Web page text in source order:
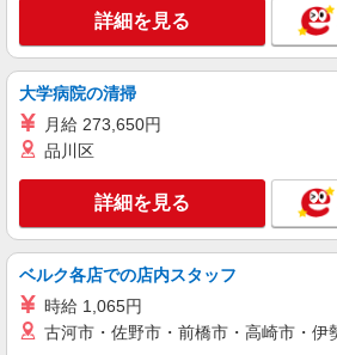
アルバイト パート
加藤石油株式会社 出光アポロステーショ
出光アポロステーシ
県草加市谷塚町1888-1
キープ
アルバイト パート
加藤石油株式会社 エネオス 草加バイパス
ガソリンスタンドスタ
詳細を見る
大学病院の清掃
月給 273,650円
品川区
詳細を見る
ベルク各店での店内スタッフ
時給 1,065円
古河市・佐野市・前橋市・高崎市・